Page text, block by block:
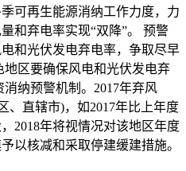
可再生能源消纳工作力度，力
和弃电率实现“双降”。 预警
和光伏发电弃电率，争取尽早
区要确保风电和光伏发电弃
纳预警机制。2017年弃风
、直辖市)，如2017年比上年度
2018年将视情况对该地区年度
以核减和采取停建缓建措施。